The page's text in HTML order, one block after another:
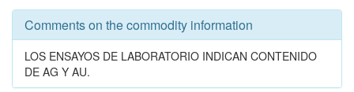
Comments on the commodity information
LOS ENSAYOS DE LABORATORIO INDICAN CONTENIDO
DE AG Y AU.